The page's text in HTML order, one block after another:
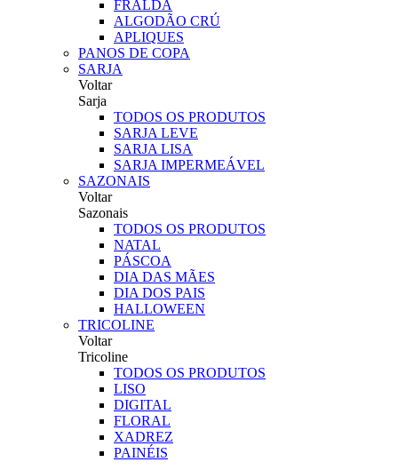
FRALDA
ALGODÃO CRÚ
APLIQUES
PANOS DE COPA
SARJA
Voltar
Sarja
TODOS OS PRODUTOS
SARJA LEVE
SARJA LISA
SARJA IMPERMEÁVEL
SAZONAIS
Voltar
Sazonais
TODOS OS PRODUTOS
NATAL
PÁSCOA
DIA DAS MÃES
DIA DOS PAIS
HALLOWEEN
TRICOLINE
Voltar
Tricoline
TODOS OS PRODUTOS
LISO
DIGITAL
FLORAL
XADREZ
PAINÉIS